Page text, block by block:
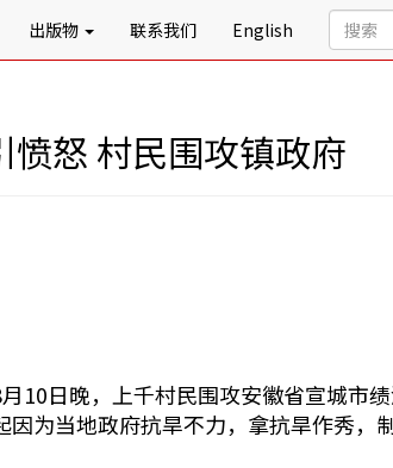
出版物 联系我们 English
怒 村民围攻镇政府
10日晚，上千村民围攻安徽省宣城市
因为当地政府抗旱不力，拿抗旱作秀，